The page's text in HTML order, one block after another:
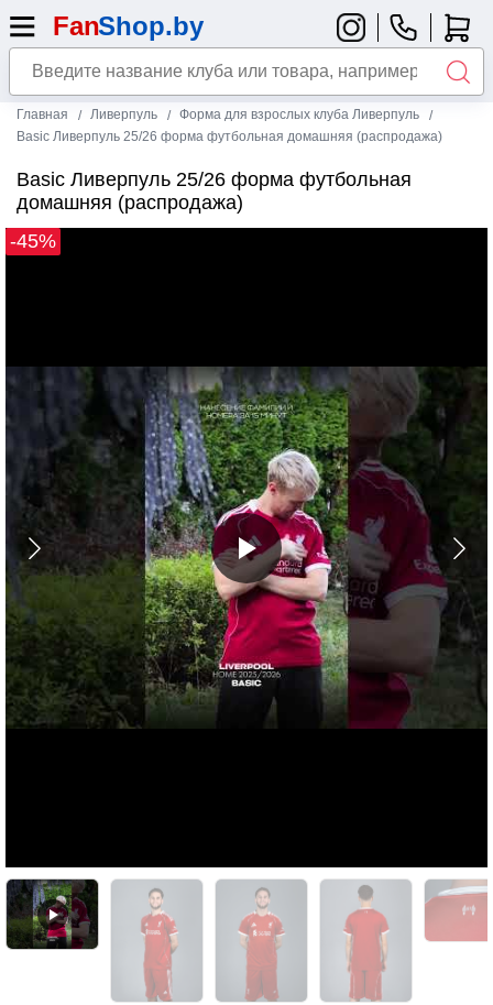
Главная Ливерпуль
Форма для взрослых клуба Ливерпуль
Basic Ливерпуль 25/26 форма футбольная домашняя (распродажа)
Basic Ливерпуль 25/26 форма футбольная
домашняя (распродажа)
-45%